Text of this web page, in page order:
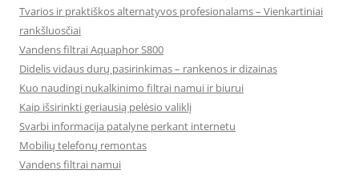
Tvarios ir praktiškos alternatyvos profesionalams – Vienkartiniai
rankšluosčiai
Vandens filtrai Aquaphor S800
Didelis vidaus durų pasirinkimas – rankenos ir dizainas
Kuo naudingi nukalkinimo filtrai namui ir biurui
Kaip išsirinkti geriausią pelėsio valiklį
Svarbi informacija patalyne perkant internetu
Mobilių telefonų remontas
Vandens filtrai namui